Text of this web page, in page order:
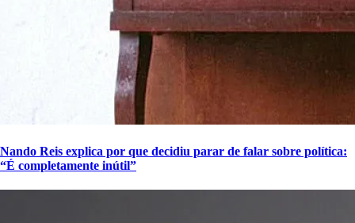
Nando Reis explica por que decidiu parar de falar sobre política:
“É completamente inútil”